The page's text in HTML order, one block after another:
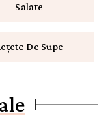
Salate
De Supe